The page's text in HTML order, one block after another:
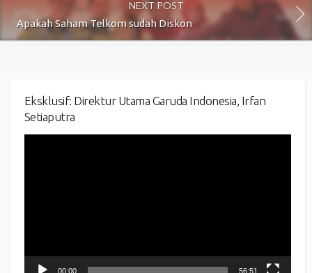
NEXT POST
Apakah Saham Telkom sudah Diskon
Eksklusif: Direktur Utama Garuda Indonesia, Irfan
Setiaputra
00:00 56:51